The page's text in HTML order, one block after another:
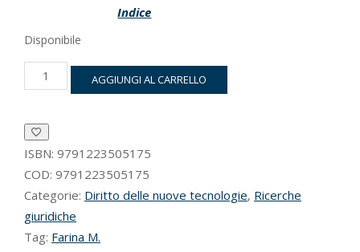
Indice
Disponibile
Macchine
che
che
vacillano
quantità
AGGIUNGI AL CARRELLO
ISBN: 9791223505175
COD: 9791223505175
Categorie: Diritto delle nuove tecnologie, Ricerche
giuridiche
Tag: Farina M.